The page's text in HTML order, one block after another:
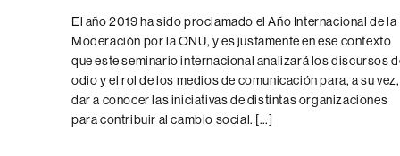
El año 2019 ha sido proclamado el Año Internacional de la
Moderación por la ONU, y es justamente en ese contexto
que este seminario internacional analizará los discursos
odio y el rol de los medios de comunicación para, a su vez,
dar a conocer las iniciativas de distintas organizaciones
para contribuir al cambio social. […]